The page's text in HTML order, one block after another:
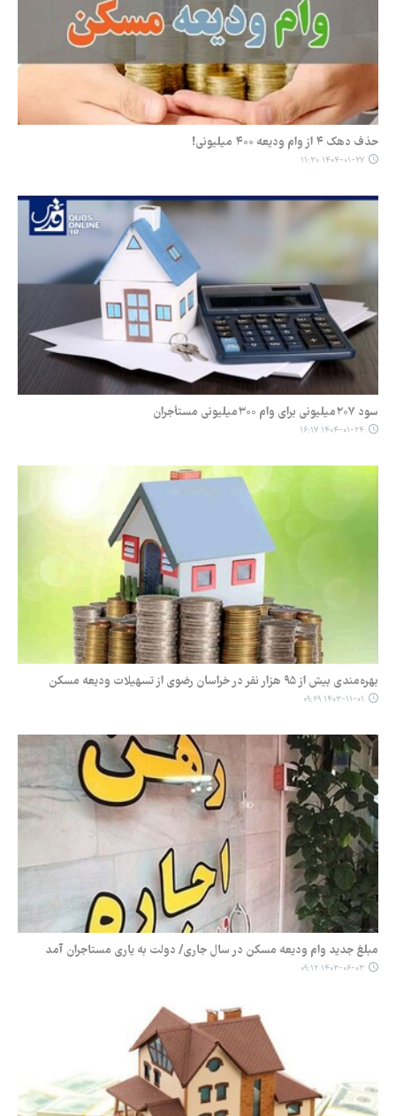
حذف دهک ۴ از وام ودیعه ۴۰۰ میلیونی!
۱۴۰۴-۰۱-۲۷ ۱۱:۳۰
سود ۲۰۷میلیونی برای وام ۳۰۰میلیونی مستأجران
۱۴۰۴-۰۱-۲۴ ۱۶:۱۷
بهره‌مندی بیش از ۹۵ هزار نفر در خراسان رضوی از تسهیلات ودیعه مسکن
۱۴۰۳-۱۱-۰۱ ۰۹:۲۹
مبلغ جدید وام ودیعه مسکن در سال جاری/ دولت به یاری مستاجران آمد
۱۴۰۳-۰۶-۰۳ ۰۹:۱۲